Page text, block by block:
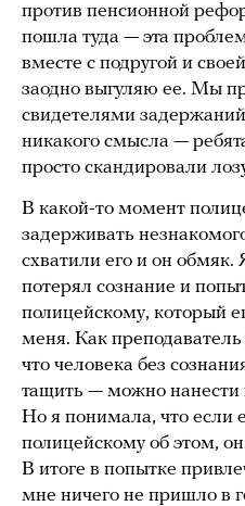
против пенсионной
пошла туда — эта
вместе с подругой и
заодно выгуляю ее. Мы
свидетелями
никакого смысла —
просто скандировали
В какой-то момент
задерживать
схватили его и он обмяк.
потерял сознание и
полицейскому, который
меня. Как
что человека без
тащить — можно нанести
Но я понимала, что если
полицейскому об этом,
В итоге в попытке
мне ничего не пришло в